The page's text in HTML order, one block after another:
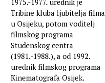
1975.-1977. urednik je
Tribine kluba ljubitelja filma
u Osijeku, potom voditelj
filmskog programa
Studenskog centra
(1981.-1988.), a od 1992.
urednik filmskog programa
Kinematografa Osijek.